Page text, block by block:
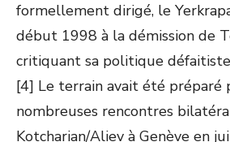
formellement dirigé, le
début 1998 à la démission de
critiquant sa politique
[4] Le terrain avait été préparé
nombreuses rencontres
Kotcharian/Aliev à Genève en